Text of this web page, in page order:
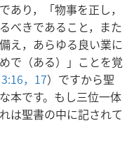
り，「物事を正し，
べきであること，また
え，あらゆる良い業に
で（ある）」ことを覚
，17）ですから聖
本です。もし三位一体
は聖書の中に記されて